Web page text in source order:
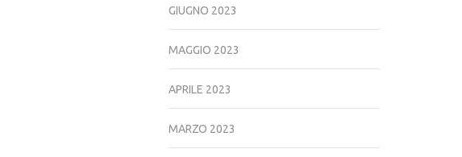
GIUGNO 2023
MAGGIO 2023
APRILE 2023
MARZO 2023